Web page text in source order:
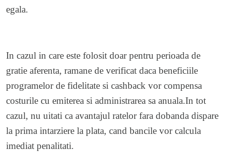
egala.
In cazul in care este folosit doar pentru perioada de
gratie aferenta, ramane de verificat daca beneficiile
programelor de fidelitate si cashback vor compensa
costurile cu emiterea si administrarea sa anuala.In tot
cazul, nu uitati ca avantajul ratelor fara dobanda dispare
la prima intarziere la plata, cand bancile vor calcula
imediat penalitati.